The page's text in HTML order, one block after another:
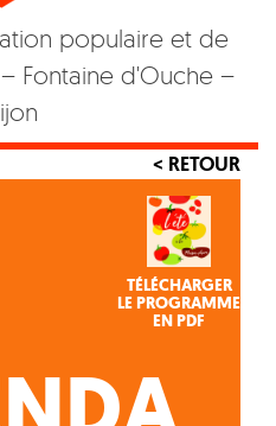
populaire et de
Fontaine d'Ouche –
< RETOUR
TÉLÉCHARGER
LE PROGRAMME
EN PDF